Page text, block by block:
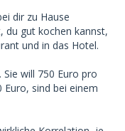
dir zu Hause
du gut kochen kannst,
und in das Hotel.
will 750 Euro pro
sind bei einem